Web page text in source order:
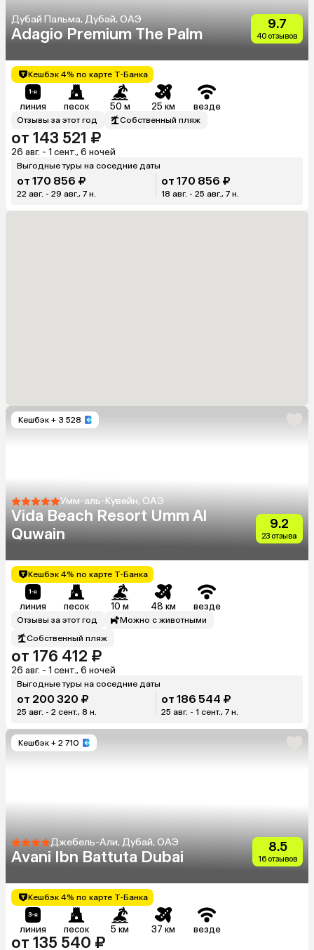
Дубай Пальма, Дубай, ОАЭ
Adagio Premium The Palm
9.7
40 отзывов
Кешбэк 4% по карте Т-Банка
линия песок 50 м 25 км везде
Отзывы за этот год Собственный пляж
от 143 521 ₽
26 авг. - 1 сент., 6 ночей
Выгодные туры на соседние даты
от 170 856 ₽
22 авг. - 29 авг., 7 н.
от 170 856 ₽
18 авг. - 25 авг., 7 н.
Кешбэк + 3 528
Умм-аль-Кувейн, ОАЭ
Vida Beach Resort Umm Al
Quwain
9.2
23 отзыва
Кешбэк 4% по карте Т-Банка
линия песок 10 м 48 км везде
Отзывы за этот год
Можно с животными
Собственный пляж
от 176 412 ₽
26 авг. - 1 сент., 6 ночей
Выгодные туры на соседние даты
от 200 320 ₽
25 авг. - 2 сент., 8 н.
от 186 544 ₽
25 авг. - 1 сент., 7 н.
Кешбэк + 2 710
Джебель-Али, Дубай, ОАЭ
Avani Ibn Battuta Dubai
8.5
16 отзывов
Кешбэк 4% по карте Т-Банка
линия песок 5 км 37 км везде
от 135 540 ₽